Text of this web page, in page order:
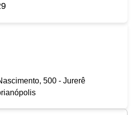
500 - Jurerê